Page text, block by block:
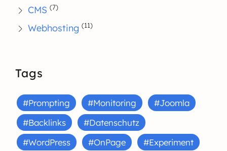
CMS (7)
Webhosting (11)
Tags
#Prompting #Monitoring
#Joomla
#Backlinks
#Datenschutz
#WordPress
#OnPage #Experiment